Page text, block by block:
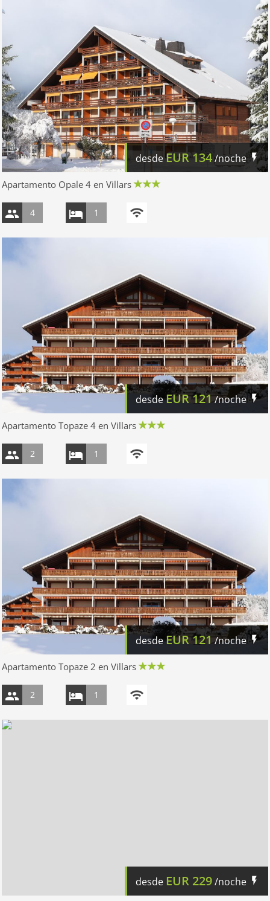
desdeEUR134/noche
Apartamento Opale 4 en Villars
4 1
desdeEUR121 /noche
Apartamento Topaze 4 en Villars
2 1
desdeEUR121 /noche
Apartamento Topaze 2 en Villars
2 1
desde EUR 229/noche